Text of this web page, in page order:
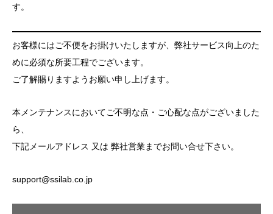
す。
お客様にはご不便をお掛けいたしますが、弊社サービス向上のた
めに必須な所要工程でございます。
ご了解賜りますようお願い申し上げます。
本メンテナンスにおいてご不明な点・ご心配な点がございました
ら、
下記メールアドレス 又は 弊社営業までお問い合せ下さい。
support@ssilab.co.jp